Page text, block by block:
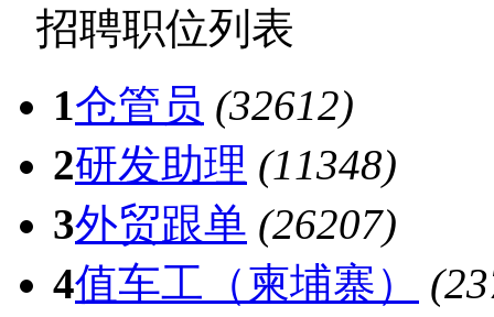
招聘职位列表
1仓管员 (32612)
2研发助理 (11348)
3外贸跟单 (26207)
4值车工（柬埔寨）